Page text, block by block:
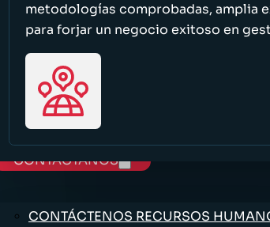
metodologías comprobadas, amplia
para forjar un negocio exitoso en
TRABAJE CON NOSOTROS
CONTÁCTANOS
CONTÁCTENOS RECURSOS